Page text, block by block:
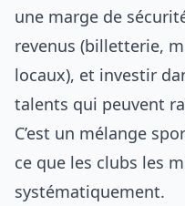
une marge de
revenus (billetterie,
locaux), et investir
talents qui peuvent
C’est un mélange
ce que les clubs les
systématiquement.